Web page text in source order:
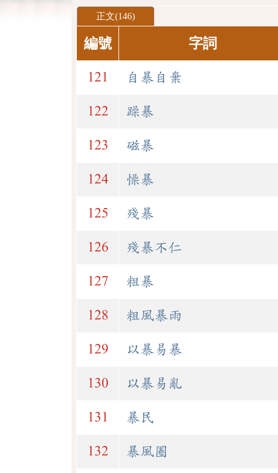
正文(146)
編號 字詞
121 自暴自棄
122 躁暴
123 磁暴
124 懆暴
125 殘暴
126 殘暴不仁
127 粗暴
128 粗風暴雨
129 以暴易暴
130 以暴易亂
131 暴民
132 暴風圈